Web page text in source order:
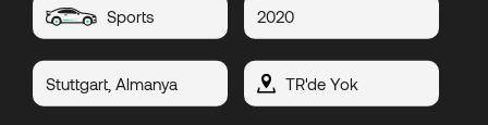
Sports 2020
Stuttgart, Almanya TR'de Yok